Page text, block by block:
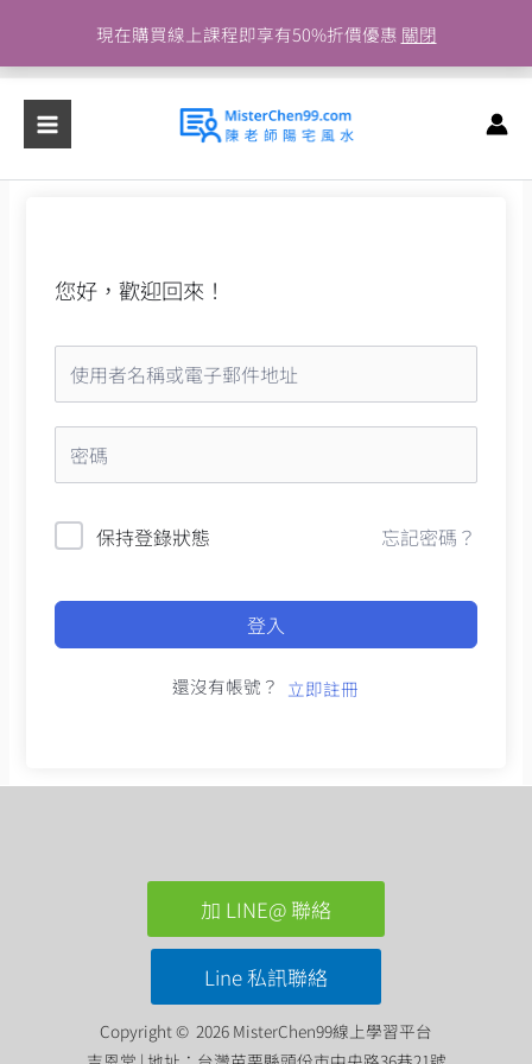
現在購買線上課程即享有50%折價優惠 關閉
主
容
您好，歡迎回來！
保持登錄狀態 忘記密碼？
登入
還沒有帳號？ 立即註冊
加 LINE@ 聯絡
Line 私訊聯絡
Copyright © 2026 MisterChen99線上學習平台